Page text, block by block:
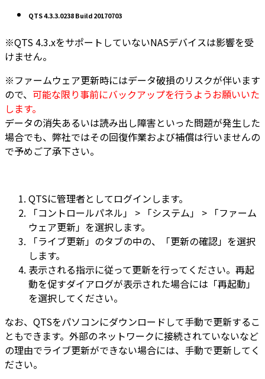
QTS 4.3.3.0238 Build 20170703
※QTS 4.3.xをサポートしていないNASデバイスは影響を受
けません。
※ファームウェア更新時にはデータ破損のリスクが伴います
ので、 可能な限り事前にバックアップを行うようお願いいた
します。
データの消失あるいは読み出し障害といった問題が発生した
場合でも、弊社ではその回復作業および補償は行いませんの
で予めご了承下さい。
QTSに管理者としてログインします。
「コントロールパネル」 > 「システム」 > 「ファーム
ウェア更新」を選択します。
「ライブ更新」のタブの中の、「更新の確認」を選択
します。
表示される指示に従って更新を行ってください。再起
動を促すダイアログが表示された場合には「再起動」
を選択してください。
なお、QTSをパソコンにダウンロードして手動で更新するこ
ともできます。外部のネットワークに接続されていないなど
の理由でライブ更新ができない場合には、手動で更新してく
ださい。